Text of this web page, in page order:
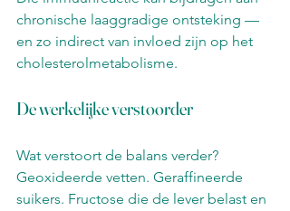
chronische laaggradige ontsteking —
en zo indirect van invloed zijn op het
cholesterolmetabolisme.
De werkelijke verstoorder
Wat verstoort de balans verder?
Geoxideerde vetten. Geraffineerde
suikers. Fructose die de lever belast en